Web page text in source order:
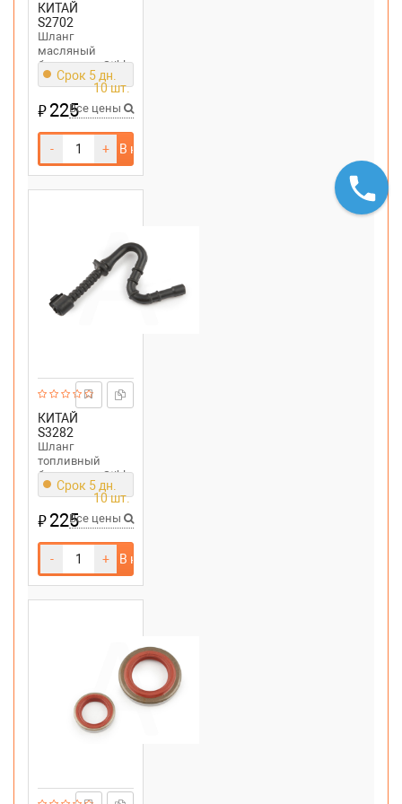
КИТАЙ
S2702
Шланг
масляный
бензопилы Stihl
MS 180
Срок 5 дн.
10 шт.
₽225Все цены
- + В корзину
КИТАЙ
S3282
Шланг
топливный
бензопилы Stihl
MS361,440
Срок 5 дн.
10 шт.
₽225Все цены
- + В корзину